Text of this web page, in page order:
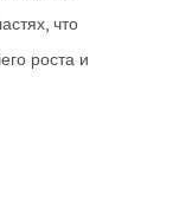
что
роста и